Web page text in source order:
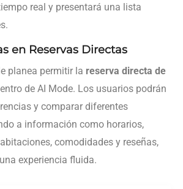
real y presentará una lista
en Reservas Directas
planea permitir la reserva directa de
de AI Mode. Los usuarios podrán
y comparar diferentes
a información como horarios,
comodidades y reseñas,
experiencia fluida.